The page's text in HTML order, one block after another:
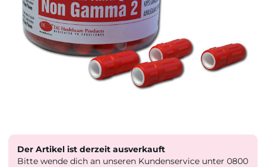
Der Artikel ist derzeit ausverkauft
Bitte wende dich an unseren Kundenservice unter 0800